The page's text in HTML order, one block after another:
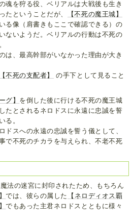
魂を狩る役、ベリアルは大戦後も生き
たということだが、
【不死の魔王城】
る像（肩書きもここで確認できる）の
ないようだ。ベリアルの行動は不死の
は、最高幹部がいなかった理由が大き
【不死の支配者】
の手下として見ること
グ】 を倒した後に行ける不死の魔王城
たとされるネロドスに永遠に忠誠を誓
る。
ドスへの永遠の忠誠を誓う儀として、
で不死のチカラを与えられ、不老不死
法の迷宮に封印されたため、もちろん
では、彼らの属した
【ネロディオス覇
でもあった主君ネロドスとともに様々